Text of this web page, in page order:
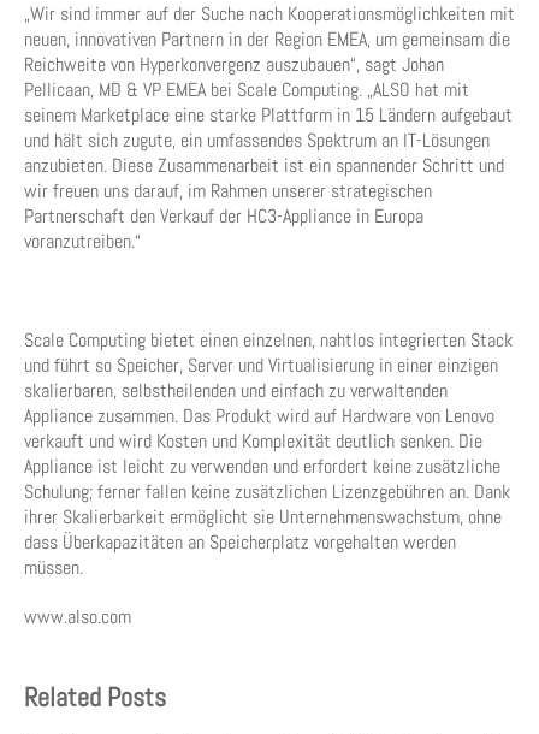
„Wir sind immer auf der Suche nach Kooperationsmöglichkeiten mit
neuen, innovativen Partnern in der Region EMEA, um gemeinsam die
Reichweite von Hyperkonvergenz auszubauen“, sagt Johan
Pellicaan, MD & VP EMEA bei Scale Computing. „ALSO hat mit
seinem Marketplace eine starke Plattform in 15 Ländern aufgebaut
und hält sich zugute, ein umfassendes Spektrum an IT-Lösungen
anzubieten. Diese Zusammenarbeit ist ein spannender Schritt und
wir freuen uns darauf, im Rahmen unserer strategischen
Partnerschaft den Verkauf der HC3-Appliance in Europa
voranzutreiben.“
Scale Computing bietet einen einzelnen, nahtlos integrierten Stack
und führt so Speicher, Server und Virtualisierung in einer einzigen
skalierbaren, selbstheilenden und einfach zu verwaltenden
Appliance zusammen. Das Produkt wird auf Hardware von Lenovo
verkauft und wird Kosten und Komplexität deutlich senken. Die
Appliance ist leicht zu verwenden und erfordert keine zusätzliche
Schulung; ferner fallen keine zusätzlichen Lizenzgebühren an. Dank
ihrer Skalierbarkeit ermöglicht sie Unternehmenswachstum, ohne
dass Überkapazitäten an Speicherplatz vorgehalten werden
müssen.
www.also.com
Related Posts